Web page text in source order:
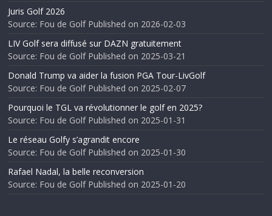
Juris Golf 2026
Source: Fou de Golf Published on 2026-02-03
LIV Golf sera diffusé sur DAZN gratuitement
Source: Fou de Golf Published on 2025-03-21
Donald Trump va aider la fusion PGA Tour-LivGolf
Source: Fou de Golf Published on 2025-02-07
Pourquoi le TGL va révolutionner le golf en 2025?
Source: Fou de Golf Published on 2025-01-31
Le réseau Golfy s’agrandit encore
Source: Fou de Golf Published on 2025-01-30
Rafael Nadal, la belle reconversion
Source: Fou de Golf Published on 2025-01-20